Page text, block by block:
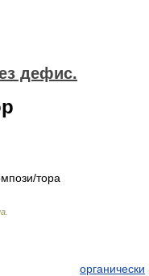
дефис.
и/тора
органически